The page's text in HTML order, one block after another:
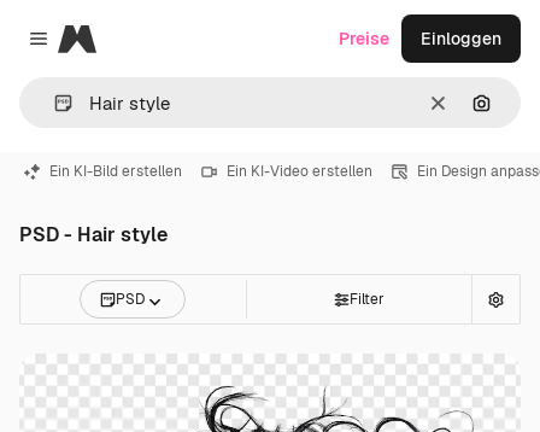
Close menu
Magnific
LöschenNach
Preise Einloggen
Ein KI-Bild erstellen Ein KI-Video erstellen Ein Design
PSD - Hair style
PSD Filter